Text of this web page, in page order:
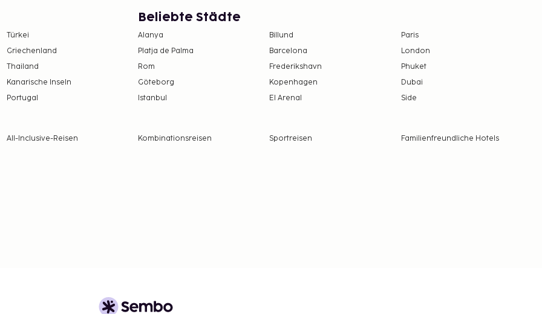
von folgendem
stehen dir zahlreiche
zur Verfügung. Ein
Informationen.
und können
Türkei
Griechenland
Thailand
Kanarische Inseln
Portugal
Beliebte Städte
Alanya Billund
Paris
Platja de Palma
Barcelona
London
Rom
Frederikshavn
Phuket
Göteborg
Kopenhagen
Dubai
Istanbul
El Arenal Side
All-Inclusive-Reisen Kombinationsreisen Sportreisen
Familienfreundliche Hotels